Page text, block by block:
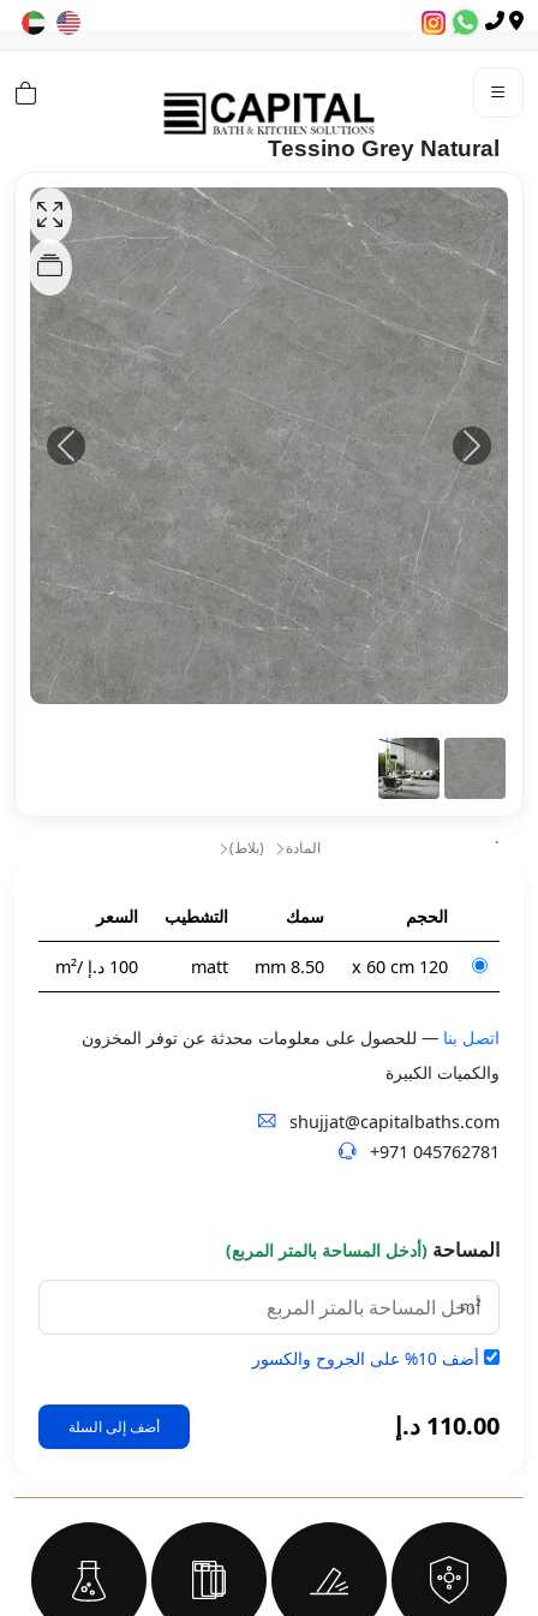
المادة (بلاط)
Tessino Grey Natural
الحجم سمك التشطيب السعر
120 x 60 cm
8.50 mm
matt 100 د.إ /m²
اتصل بنا — للحصول على معلومات محدثة عن توفر المخزون
والكميات الكبيرة
shujjat@capitalbaths.com
+971 045762781
المساحة (أدخل المساحة بالمتر المربع)
m²
أضف 10% على الجروح والكسور
110.00 د.إ أضف إلى السلة